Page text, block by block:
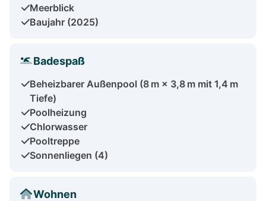
Meerblick
Baujahr (2025)
Badespaß
Beheizbarer Außenpool (8 m × 3,8 m mit 1,4 m
Tiefe)
Poolheizung
Chlorwasser
Pooltreppe
Sonnenliegen (4)
Wohnen